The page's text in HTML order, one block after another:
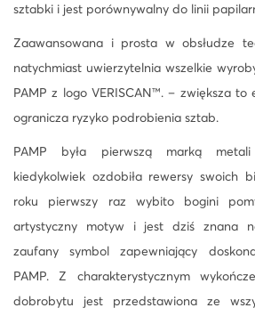
sztabki i jest porównywalny do linii
Zaawansowana i prosta w obsłudze
natychmiast uwierzytelnia wszelkie
PAMP z logo VERISCAN™. – zwiększa to
ogranicza ryzyko podrobienia sztab.
PAMP była pierwszą marką
kiedykolwiek ozdobiła rewersy swoich
roku pierwszy raz wybito bogini
artystyczny motyw i jest dziś znana
zaufany symbol zapewniający
PAMP. Z charakterystycznym
dobrobytu jest przedstawiona ze